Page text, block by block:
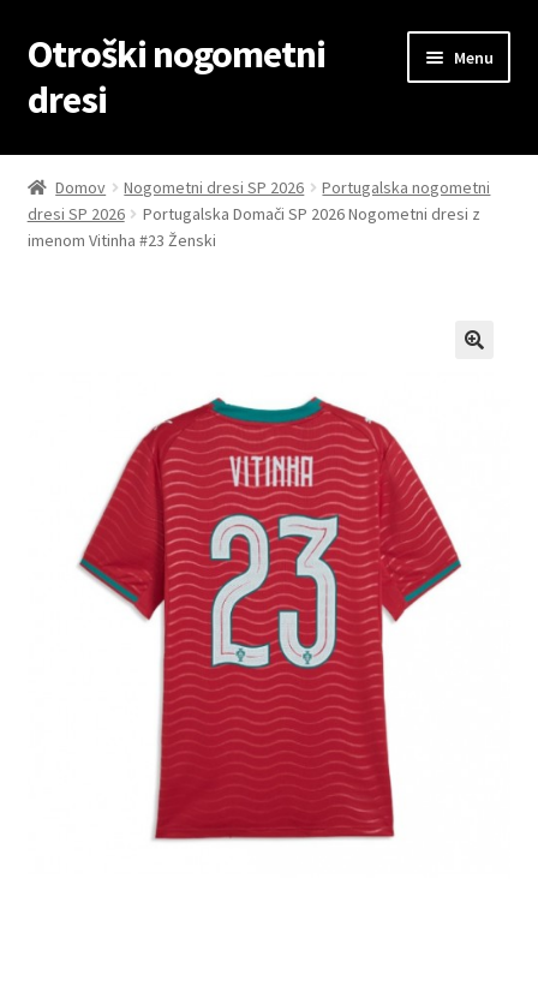
Skip
to
navigation
Skip
to
content
Otroški nogometni
dresi
Menu
Domov
Blog
Zaključek nakupa
Domov Nogometni dresi SP 2026
Portugalska nogometni
dresi SP 2026
Portugalska Domači SP 2026 Nogometni dresi z
imenom Vitinha #23 Ženski